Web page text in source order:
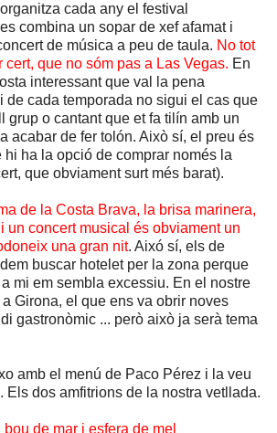
organitza cada any el festival
combina un sopar de xef afamat i
de música a peu de taula. No tot
que no sóm pas a Las Vegas. En
interessant que val la pena
de cada temporada no sigui el cas que
grup o cantant que et fa tilín amb un
acabar de fer tolón. Això sí, el preu és
hi ha la opció de comprar només la
que obviament surt més barat).
de la Costa Brava, la brisa marinera,
un concert musical és obviament un
una gran nit. Aixó sí, els de
buscar hotelet per la zona perque
mi em sembla excessiu. En el nostre
Girona, el que ens va obrir noves
gastronòmic ... però això ja serà tema
amb el menú de Paco Pérez i la veu
Els dos amfitrions de la nostra vetllada.
de mar i esfera de mel